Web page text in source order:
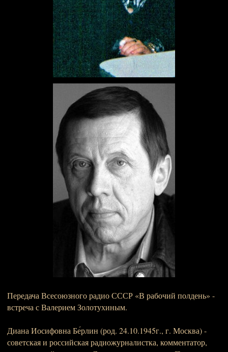
Передача Всесоюзного радио СССР «В рабочий полдень» -
встреча с Валерием Золотухиным.
Диана Иосифовна Бе́рлин (род. 24.10.1945г., г. Москва) -
советская и российская радиожурналистка, комментатор,